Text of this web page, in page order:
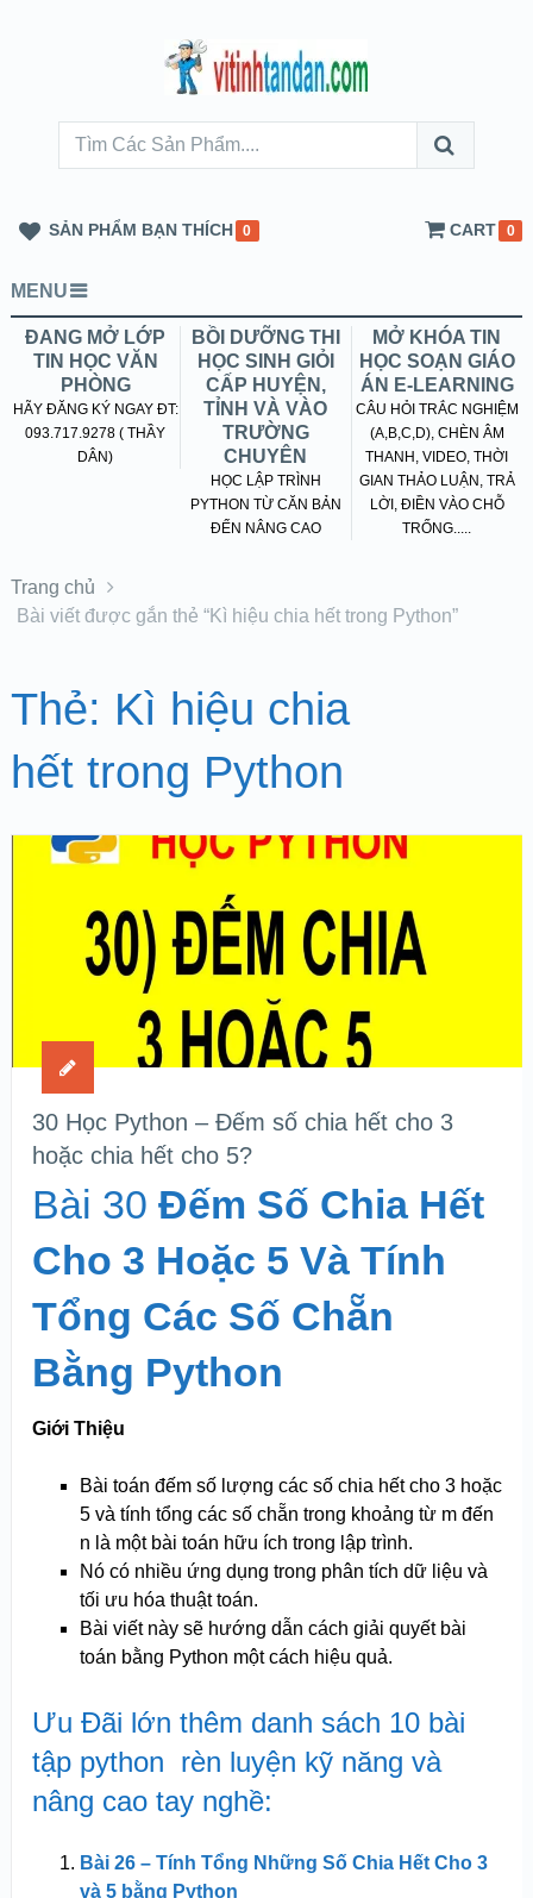
SẢN PHẨM BẠN THÍCH 0 CART 0
MENU
ĐANG MỞ LỚP
TIN HỌC VĂN
PHÒNG
HÃY ĐĂNG KÝ NGAY ĐT:
093.717.9278 ( THẦY
DÂN)
BỒI DƯỠNG THI
HỌC SINH GIỎI
CẤP HUYỆN,
TỈNH VÀ VÀO
TRƯỜNG
CHUYÊN
HỌC LẬP TRÌNH
PYTHON TỪ CĂN BẢN
ĐẾN NÂNG CAO
MỞ KHÓA TIN
HỌC SOẠN GIÁO
ÁN E-LEARNING
CÂU HỎI TRẮC NGHIỆM
(A,B,C,D), CHÈN ÂM
THANH, VIDEO, THỜI
GIAN THẢO LUẬN, TRẢ
LỜI, ĐIỀN VÀO CHỖ
TRỐNG.....
Trang chủ
Bài viết được gắn thẻ “Kì hiệu chia hết trong Python”
Thẻ: Kì hiệu chia
hết trong Python
30 Học Python – Đếm số chia hết cho 3
hoặc chia hết cho 5?
Bài 30 Đếm Số Chia Hết
Cho 3 Hoặc 5 Và Tính
Tổng Các Số Chẵn
Bằng Python
Giới Thiệu
Bài toán đếm số lượng các số chia hết cho 3 hoặc
5 và tính tổng các số chẵn trong khoảng từ m đến
n là một bài toán hữu ích trong lập trình.
Nó có nhiều ứng dụng trong phân tích dữ liệu và
tối ưu hóa thuật toán.
Bài viết này sẽ hướng dẫn cách giải quyết bài
toán bằng Python một cách hiệu quả.
Ưu Đãi lớn thêm danh sách 10 bài
tập python rèn luyện kỹ năng và
nâng cao tay nghề:
Bài 26 – Tính Tổng Những Số Chia Hết Cho 3
và 5 bằng Python